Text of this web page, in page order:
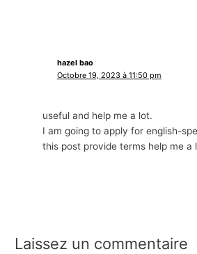
hazel bao
Octobre 19, 2023 à 11:50 pm
useful and help me a lot.
I am going to apply for english-
this post provide terms help me a
Laissez un commentaire